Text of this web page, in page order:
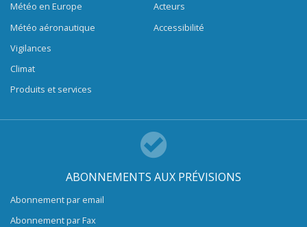
Météo en Europe
Météo aéronautique
Vigilances
Climat
Produits et services
Acteurs
Accessibilité
ABONNEMENTS AUX PRÉVISIONS
Abonnement par email
Abonnement par Fax